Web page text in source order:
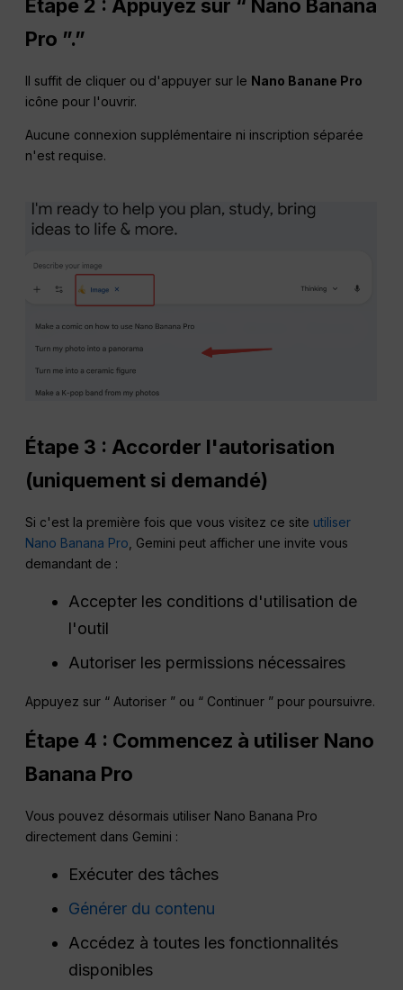
Étape 2 : Appuyez sur “ Nano Banana
Pro ”.”
Il suffit de cliquer ou d'appuyer sur le Nano Banane Pro
icône pour l'ouvrir.
Aucune connexion supplémentaire ni inscription séparée
n'est requise.
Étape 3 : Accorder l'autorisation
(uniquement si demandé)
Si c'est la première fois que vous visitez ce site utiliser
Nano Banana Pro , Gemini peut afficher une invite vous
demandant de :
Accepter les conditions d'utilisation de
l'outil
Autoriser les permissions nécessaires
Appuyez sur “ Autoriser ” ou “ Continuer ” pour poursuivre.
Étape 4 : Commencez à utiliser Nano
Banana Pro
Vous pouvez désormais utiliser Nano Banana Pro
directement dans Gemini :
Exécuter des tâches
Générer du contenu
Accédez à toutes les fonctionnalités
disponibles